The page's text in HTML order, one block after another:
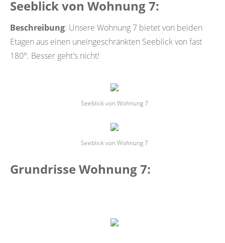
Seeblick von Wohnung 7:
Beschreibung: Unsere Wohnung 7 bietet von beiden
Etagen aus einen uneingeschränkten Seeblick von fast
180°. Besser geht's nicht!
Seeblick von Wohnung 7
Seeblick von Wohnung 7
Grundrisse Wohnung 7: